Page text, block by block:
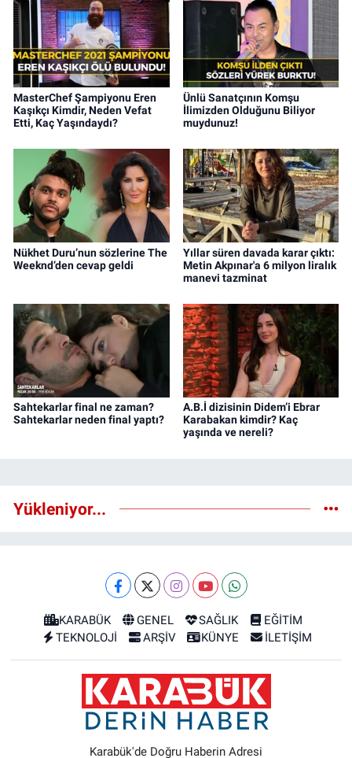
MasterChef Şampiyonu Eren
Kaşıkçı Kimdir, Neden Vefat
Etti, Kaç Yaşındaydı?
Ünlü Sanatçının Komşu
İlimizden Olduğunu Biliyor
muydunuz!
Nükhet Duru’nun sözlerine The
Weeknd’den cevap geldi
Yıllar süren davada karar çıktı:
Metin Akpınar'a 6 milyon liralık
manevi tazminat
Sahtekarlar final ne zaman?
Sahtekarlar neden final yaptı?
A.B.İ dizisinin Didem’i Ebrar
Karabakan kimdir? Kaç
yaşında ve nereli?
Yükleniyor...
KARABÜK GENEL SAĞLIK
EĞİTİM
TEKNOLOJİ
ARŞİV KÜNYE İLETİŞİM
Karabük'de Doğru Haberin Adresi